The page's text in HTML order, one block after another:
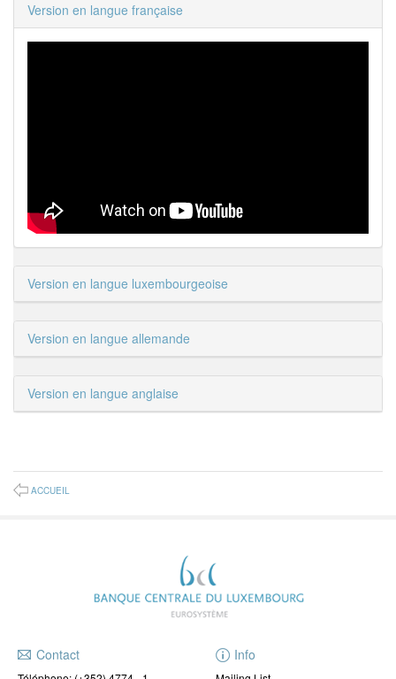
Version en langue française
Version en langue luxembourgeoise
Version en langue allemande
Version en langue anglaise
ACCUEIL
Contact Info